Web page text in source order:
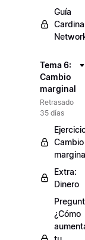
Guía
Tema 6:
Cambio
marginal
Retrasado
35 días
Cambio
Extra:
Dinero
¿Cómo